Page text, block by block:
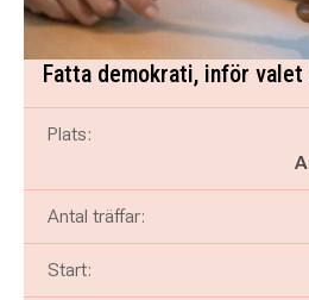
Fatta demokrati, inför valet
Plats:
Antal träffar:
Start: